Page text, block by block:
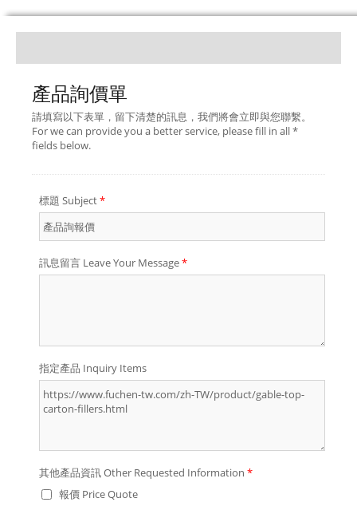
產品詢價單
請填寫以下表單，留下清楚的訊息，我們將會立即與您聯繫。
For we can provide you a better service, please fill in all *
fields below.
標題 Subject*
訊息留言 Leave Your Message*
指定產品 Inquiry Items
其他產品資訊 Other Requested Information *
報價 Price Quote